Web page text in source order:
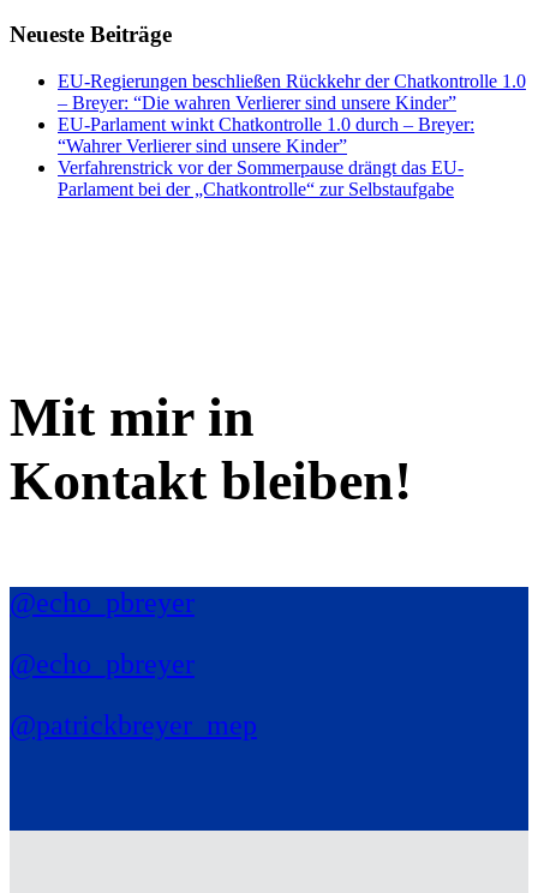
Neueste Beiträge
EU-Regierungen beschließen Rückkehr der Chatkontrolle 1.0
– Breyer: “Die wahren Verlierer sind unsere Kinder”
EU-Parlament winkt Chatkontrolle 1.0 durch – Breyer:
“Wahrer Verlierer sind unsere Kinder”
Verfahrenstrick vor der Sommerpause drängt das EU-
Parlament bei der „Chatkontrolle“ zur Selbstaufgabe
Mit mir in
Kontakt bleiben!
@echo_pbreyer
@echo_pbreyer
@patrickbreyer_mep